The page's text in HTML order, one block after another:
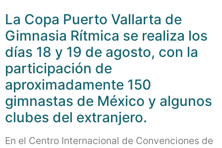
La Copa Puerto Vallarta de
Gimnasia Rítmica se realiza los
días 18 y 19 de agosto, con la
participación de
aproximadamente 150
gimnastas de México y algunos
clubes del extranjero.
En el Centro Internacional de Convenciones de